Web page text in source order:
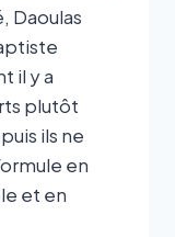
Daoulas
il y a
plutôt
ils ne
en
et en